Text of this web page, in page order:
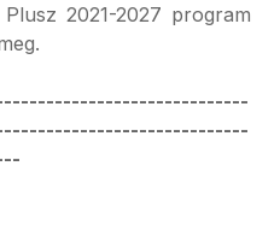
2021-2027 program